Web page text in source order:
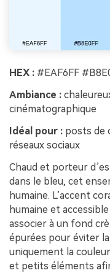
HEX : #EAF6FF
Ambiance :
cinématographique
Idéal pour : posts de
réseaux sociaux
Chaud et porteur
dans le bleu, cet
humaine. L’accent
humaine et
associer à un fond
épurées pour éviter
uniquement la
et petits éléments